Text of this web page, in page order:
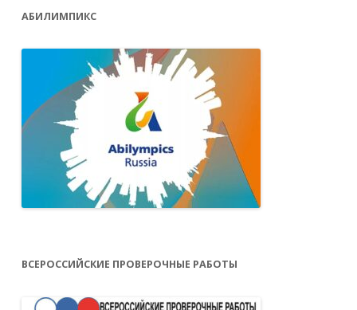
АБИЛИМПИКС
ВСЕРОССИЙСКИЕ ПРОВЕРОЧНЫЕ РАБОТЫ